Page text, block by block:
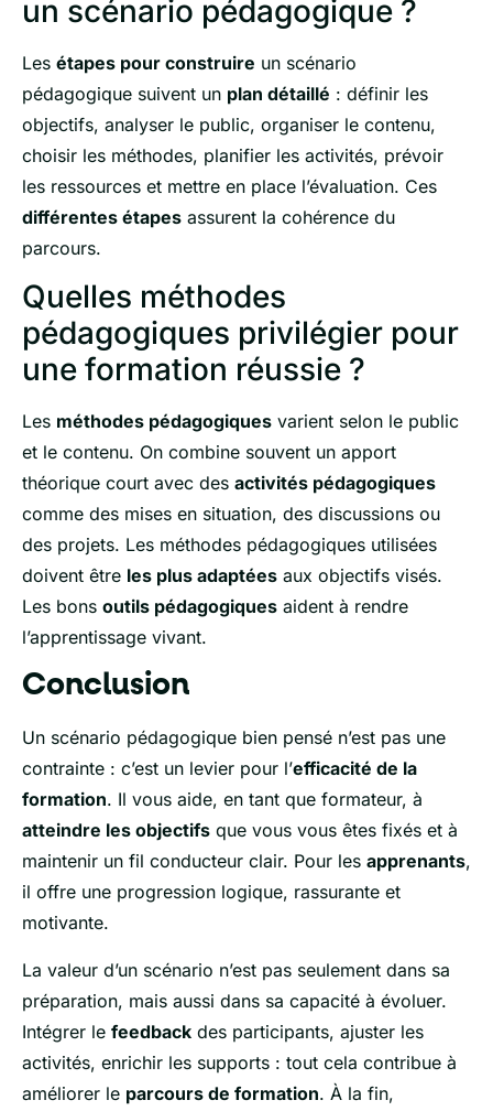
un scénario pédagogique ?
Les étapes pour construire un scénario
pédagogique suivent un plan détaillé : définir les
objectifs, analyser le public, organiser le contenu,
choisir les méthodes, planifier les activités, prévoir
les ressources et mettre en place l’évaluation. Ces
différentes étapes assurent la cohérence du
parcours.
Quelles méthodes
pédagogiques privilégier pour
une formation réussie ?
Les méthodes pédagogiques varient selon le public
et le contenu. On combine souvent un apport
théorique court avec des activités pédagogiques
comme des mises en situation, des discussions ou
des projets. Les méthodes pédagogiques utilisées
doivent être les plus adaptées aux objectifs visés.
Les bons outils pédagogiques aident à rendre
l’apprentissage vivant.
Conclusion
Un scénario pédagogique bien pensé n’est pas une
contrainte : c’est un levier pour l’efficacité de la
formation. Il vous aide, en tant que formateur, à
atteindre les objectifs que vous vous êtes fixés et à
maintenir un fil conducteur clair. Pour les apprenants,
il offre une progression logique, rassurante et
motivante.
La valeur d’un scénario n’est pas seulement dans sa
préparation, mais aussi dans sa capacité à évoluer.
Intégrer le feedback des participants, ajuster les
activités, enrichir les supports : tout cela contribue à
améliorer le parcours de formation. À la fin,